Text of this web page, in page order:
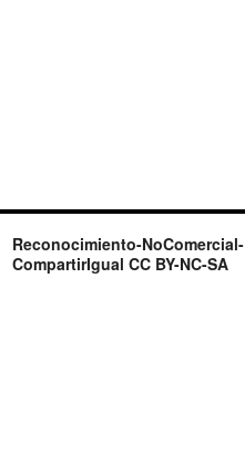
Reconocimiento-NoComercial-
CompartirIgual CC BY-NC-SA